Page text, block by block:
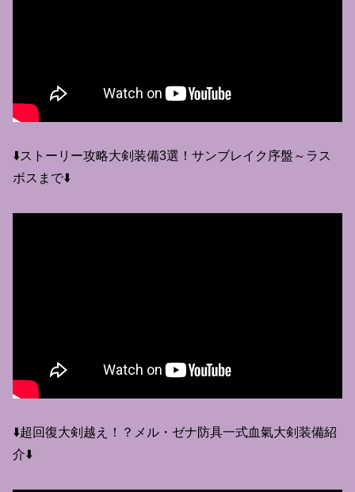
⬇️ストーリー攻略大剣装備3選！サンブレイク序盤～ラス
ボスまで⬇️
⬇️超回復大剣越え！？メル・ゼナ防具一式血氣大剣装備紹
介⬇️